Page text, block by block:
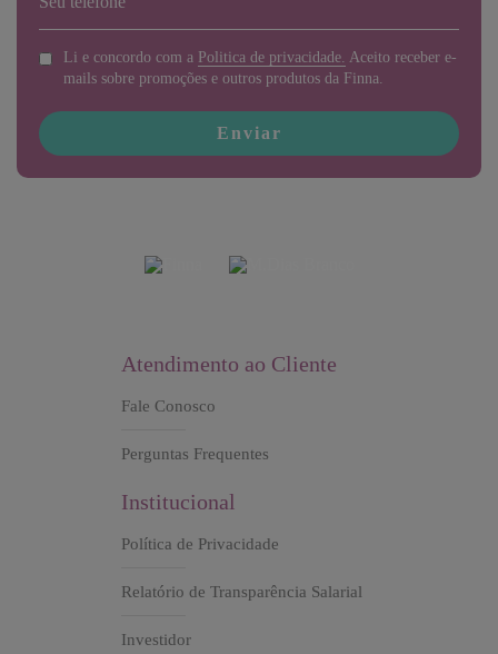
Li e concordo com a Politica de privacidade. Aceito receber e-
mails sobre promoções e outros produtos da Finna.
Enviar
Atendimento ao Cliente
Fale Conosco
Perguntas Frequentes
Institucional
Política de Privacidade
Relatório de Transparência Salarial
Investidor